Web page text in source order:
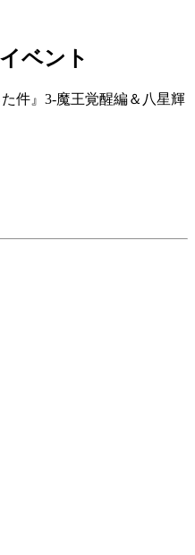
ベント
件』3-魔王覚醒編＆八星輝